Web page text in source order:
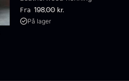
Fra 198,00 kr.
På lager